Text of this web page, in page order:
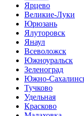
Ярцево
Великие-Луки
Юрюзань
Ялуторовск
Янаул
Всеволожск
Южноуральск
Зеленоград
Южно-
Тучково
Удельная
Красково